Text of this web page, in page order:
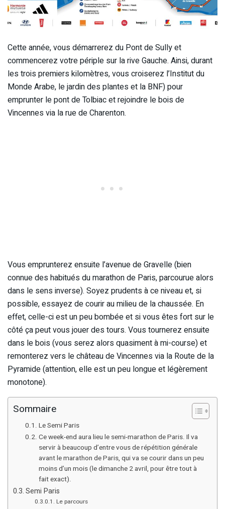
Cette année, vous démarrerez du Pont de Sully et
commencerez votre périple sur la rive Gauche. Ainsi, durant
les trois premiers kilomètres, vous croiserez l’Institut du
Monde Arabe, le jardin des plantes et la BNF) pour
emprunter le pont de Tolbiac et rejoindre le bois de
Vincennes via la rue de Charenton.
Vous emprunterez ensuite l’avenue de Gravelle (bien
connue des habitués du marathon de Paris, parcourue alors
dans le sens inverse). Soyez prudents à ce niveau et, si
possible, essayez de courir au milieu de la chaussée. En
effet, celle-ci est un peu bombée et si vous êtes fort sur le
côté ça peut vous jouer des tours. Vous tournerez ensuite
dans le bois (vous serez alors quasiment à mi-course) et
remonterez vers le château de Vincennes via la Route de la
Pyramide (attention, elle est un peu longue et légèrement
monotone).
Sommaire
Le Semi Paris
Ce week-end aura lieu le semi-marathon de Paris. Il va
servir à beaucoup d’entre vous de répétition générale
avant le marathon de Paris, qui va se courir dans un peu
moins d’un mois (le dimanche 2 avril, pour être tout à
fait exact).
Semi Paris
Le parcours